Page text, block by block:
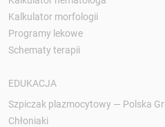
Kalkulator morfologii
Programy lekowe
Schematy terapii
EDUKACJA
Szpiczak plazmocytowy — Polska
Chłoniaki